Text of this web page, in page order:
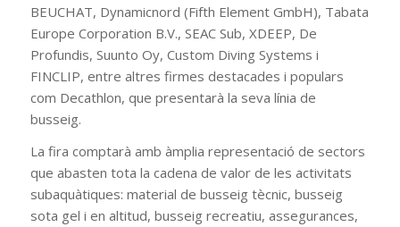
BEUCHAT, Dynamicnord (Fifth Element GmbH), Tabata
Europe Corporation B.V., SEAC Sub, XDEEP, De
Profundis, Suunto Oy, Custom Diving Systems i
FINCLIP, entre altres firmes destacades i populars
com Decathlon, que presentarà la seva línia de
busseig.
La fira comptarà amb àmplia representació de sectors
que abasten tota la cadena de valor de les activitats
subaquàtiques: material de busseig tècnic, busseig
sota gel i en altitud, busseig recreatiu, assegurances,